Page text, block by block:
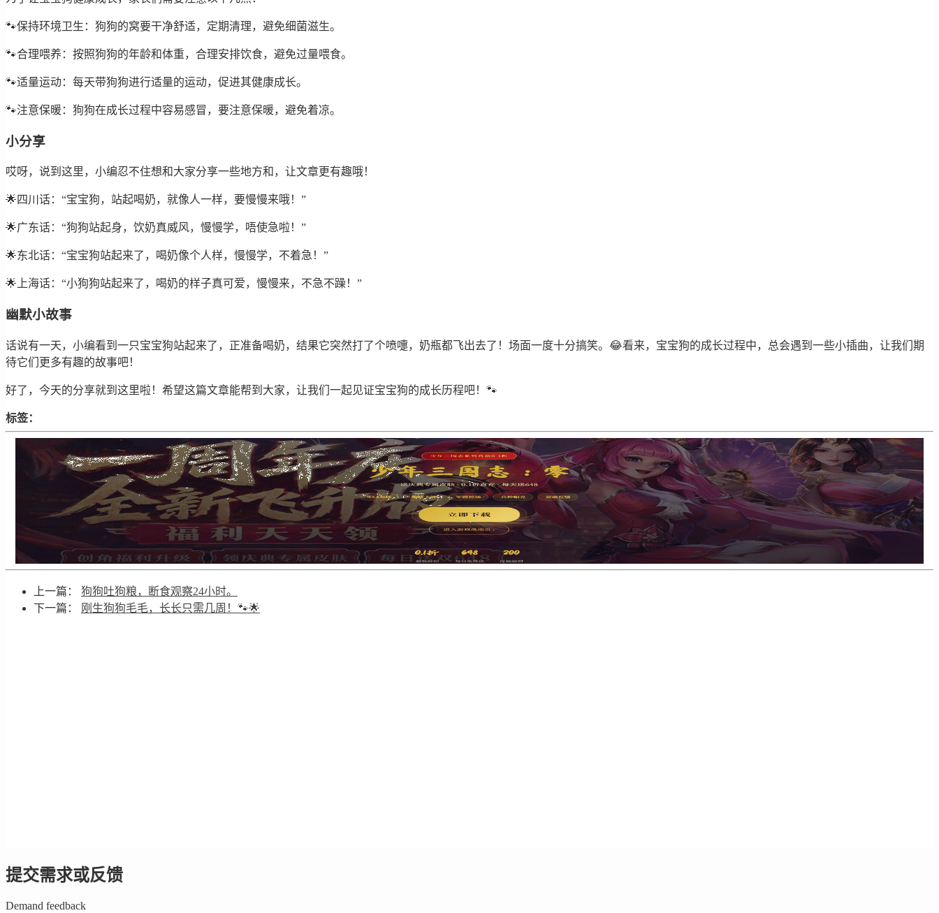
🐾保持环境卫生：狗狗的窝要干净舒适，定期清理，避免细菌滋生。
🐾合理喂养：按照狗狗的年龄和体重，合理安排饮食，避免过量喂食。
🐾适量运动：每天带狗狗进行适量的运动，促进其健康成长。
🐾注意保暖：狗狗在成长过程中容易感冒，要注意保暖，避免着凉。
小分享
哎呀，说到这里，小编忍不住想和大家分享一些地方和，让文章更有趣哦！
🌟四川话：“宝宝狗，站起喝奶，就像人一样，要慢慢来哦！”
🌟广东话：“狗狗站起身，饮奶真威风，慢慢学，唔使急啦！”
🌟东北话：“宝宝狗站起来了，喝奶像个人样，慢慢学，不着急！”
🌟上海话：“小狗狗站起来了，喝奶的样子真可爱，慢慢来，不急不躁！”
幽默小故事
话说有一天，小编看到一只宝宝狗站起来了，正准备喝奶，结果它突然打了个喷嚏，奶瓶都飞出去了！场面一度十分搞笑。😂看来，宝宝狗的成长过程中，总会遇到一些小插曲，让我们期
待它们更多有趣的故事吧！
好了，今天的分享就到这里啦！希望这篇文章能帮到大家，让我们一起见证宝宝狗的成长历程吧！🐾
标签：
上一篇： 狗狗吐狗粮，断食观察24小时。
下一篇：
刚生狗狗毛毛，长长只需几周！🐾🌟
提交需求或反馈
Demand feedback